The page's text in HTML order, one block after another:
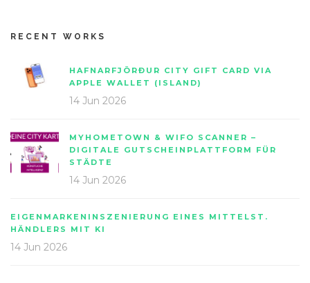
RECENT WORKS
HAFNARFJÖRÐUR CITY GIFT CARD VIA
APPLE WALLET (ISLAND)
14 Jun 2026
MYHOMETOWN & WIFO SCANNER –
DIGITALE GUTSCHEINPLATTFORM FÜR
STÄDTE
14 Jun 2026
EIGENMARKENINSZENIERUNG EINES MITTELST.
HÄNDLERS MIT KI
14 Jun 2026